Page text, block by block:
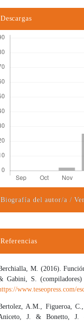
Descargas
Biografía del autor/a / Ver
Referencias
M. (2016).
Gabini, S. (compiladores)
www.teseopress.com/
A.M., Figueroa,
J. & Bonetto, J.